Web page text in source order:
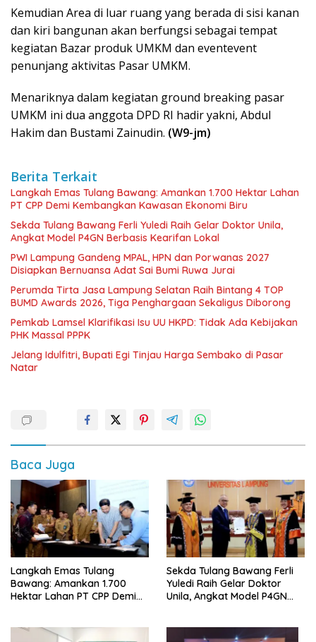
Kemudian Area di luar ruang yang berada di sisi kanan
dan kiri bangunan akan berfungsi sebagai tempat
kegiatan Bazar produk UMKM dan eventevent
penunjang aktivitas Pasar UMKM.
Menariknya dalam kegiatan ground breaking pasar
UMKM ini dua anggota DPD RI hadir yakni, Abdul
Hakim dan Bustami Zainudin. (W9-jm)
Berita Terkait
Langkah Emas Tulang Bawang: Amankan 1.700 Hektar Lahan
PT CPP Demi Kembangkan Kawasan Ekonomi Biru
Sekda Tulang Bawang Ferli Yuledi Raih Gelar Doktor Unila,
Angkat Model P4GN Berbasis Kearifan Lokal
PWI Lampung Gandeng MPAL, HPN dan Porwanas 2027
Disiapkan Bernuansa Adat Sai Bumi Ruwa Jurai
Perumda Tirta Jasa Lampung Selatan Raih Bintang 4 TOP
BUMD Awards 2026, Tiga Penghargaan Sekaligus Diborong
Pemkab Lamsel Klarifikasi Isu UU HKPD: Tidak Ada Kebijakan
PHK Massal PPPK
Jelang Idulfitri, Bupati Egi Tinjau Harga Sembako di Pasar
Natar
Baca Juga
Langkah Emas Tulang
Bawang: Amankan 1.700
Hektar Lahan PT CPP Demi
Sekda Tulang Bawang Ferli
Yuledi Raih Gelar Doktor
Unila, Angkat Model P4GN